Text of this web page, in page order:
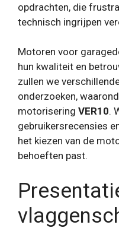
opdrachten, die
technisch ingrijpen
Motoren voor
hun kwaliteit en
zullen we
onderzoeken,
motorisering VER10.
gebruikersrecensies
het kiezen van de
behoeften past.